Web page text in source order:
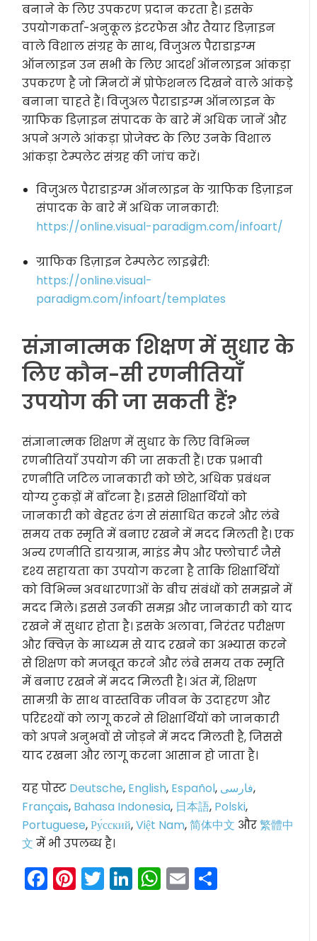
बनाने के लिए उपकरण प्रदान करता है। इसके
उपयोगकर्ता-अनुकूल इंटरफेस और तैयार डिज़ाइन
वाले विशाल संग्रह के साथ, विजुअल पैराडाइग्म
ऑनलाइन उन सभी के लिए आदर्श ऑनलाइन आंकड़ा
उपकरण है जो मिनटों में प्रोफेशनल दिखने वाले आंकड़े
बनाना चाहते हैं। विजुअल पैराडाइग्म ऑनलाइन के
ग्राफिक डिज़ाइन संपादक के बारे में अधिक जानें और
अपने अगले आंकड़ा प्रोजेक्ट के लिए उनके विशाल
आंकड़ा टेम्पलेट संग्रह की जांच करें।
विजुअल पैराडाइग्म ऑनलाइन के ग्राफिक डिज़ाइन
संपादक के बारे में अधिक जानकारी:
https://online.visual-paradigm.com/infoart/
ग्राफिक डिज़ाइन टेम्पलेट लाइब्रेरी:
https://online.visual-
paradigm.com/infoart/templates
संज्ञानात्मक शिक्षण में सुधार के
लिए कौन-सी रणनीतियाँ
उपयोग की जा सकती हैं?
संज्ञानात्मक शिक्षण में सुधार के लिए विभिन्न
रणनीतियाँ उपयोग की जा सकती हैं। एक प्रभावी
रणनीति जटिल जानकारी को छोटे, अधिक प्रबंधन
योग्य टुकड़ों में बाँटना है। इससे शिक्षार्थियों को
जानकारी को बेहतर ढंग से संसाधित करने और लंबे
समय तक स्मृति में बनाए रखने में मदद मिलती है। एक
अन्य रणनीति डायग्राम, माइंड मैप और फ्लोचार्ट जैसे
दृश्य सहायता का उपयोग करना है ताकि शिक्षार्थियों
को विभिन्न अवधारणाओं के बीच संबंधों को समझने में
मदद मिले। इससे उनकी समझ और जानकारी को याद
रखने में सुधार होता है। इसके अलावा, निरंतर परीक्षण
और क्विज़ के माध्यम से याद रखने का अभ्यास करने
से शिक्षण को मजबूत करने और लंबे समय तक स्मृति
में बनाए रखने में मदद मिलती है। अंत में, शिक्षण
सामग्री के साथ वास्तविक जीवन के उदाहरण और
परिदृश्यों को लागू करने से शिक्षार्थियों को जानकारी
को अपने अनुभवों से जोड़ने में मदद मिलती है, जिससे
याद रखना और लागू करना आसान हो जाता है।
यह पोस्ट Deutsche, English, Español, فارسی,
Français, Bahasa Indonesia, 日本語, Polski,
Portuguese,Ру́сский,Việt Nam,简体中文 और繁體中
文 में भी उपलब्ध है।
Facebook
Pinterest
Twitter
LinkedIn
WhatsApp
Email